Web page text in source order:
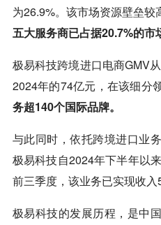
为26.9%。该市场资源壁垒较
五大服务商已占据20.7%的市
极易科技跨境进口电商GMV
2024年的74亿元，在该细分
务超140个国际品牌。
与此同时，依托跨境进口业
极易科技自2024年下半年以
前三季度，该业务已实现收入
极易科技的发展历程，是中